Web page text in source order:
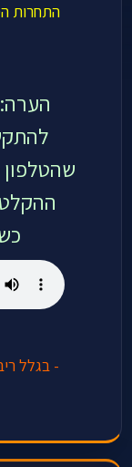
התחרות
- בגלל